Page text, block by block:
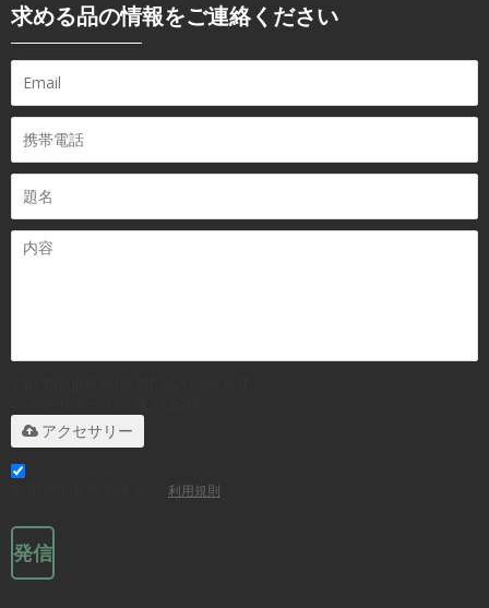
求める品の情報をご連絡ください
アクセサリー
利用規則
発信